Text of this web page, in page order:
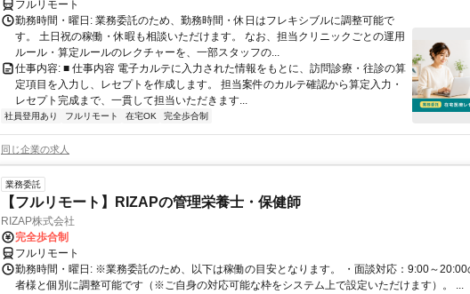
フルリモート
勤務時間・曜日: 業務委託のため、勤務時間・休日はフレキシブルに調整可能で
す。 土日祝の稼働・休暇も相談いただけます。 なお、担当クリニックごとの運用
ルール・算定ルールのレクチャーを、一部スタッフの...
仕事内容: ■ 仕事内容 電子カルテに入力された情報をもとに、訪問診療・往診の算
定項目を入力し、レセプトを作成します。 担当案件のカルテ確認から算定入力・
レセプト完成まで、一貫して担当いただきます...
社員登用あり フルリモート 在宅OK 完全歩合制
同じ企業の求人
業務委託
【フルリモート】RIZAPの管理栄養士・保健師
RIZAP株式会社
完全歩合制
フルリモート
勤務時間・曜日: ※業務委託のため、以下は稼働の目安となります。 ・面談対応：9:00～20:00
者様と個別に調整可能です（※ご自身の対応可能な枠をシステム上で設定いただけます）。 ...